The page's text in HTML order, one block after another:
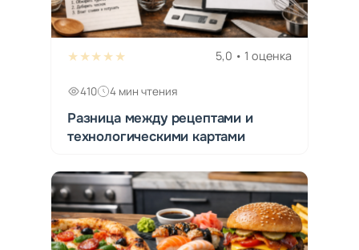
★★★★★ 5,0 • 1 оценка
410 4 мин чтения
Разница между рецептами и
технологическими картами